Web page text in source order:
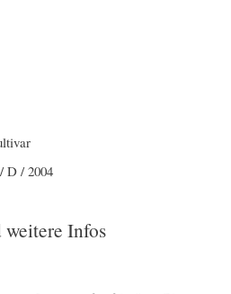
D / 2004
weitere Infos